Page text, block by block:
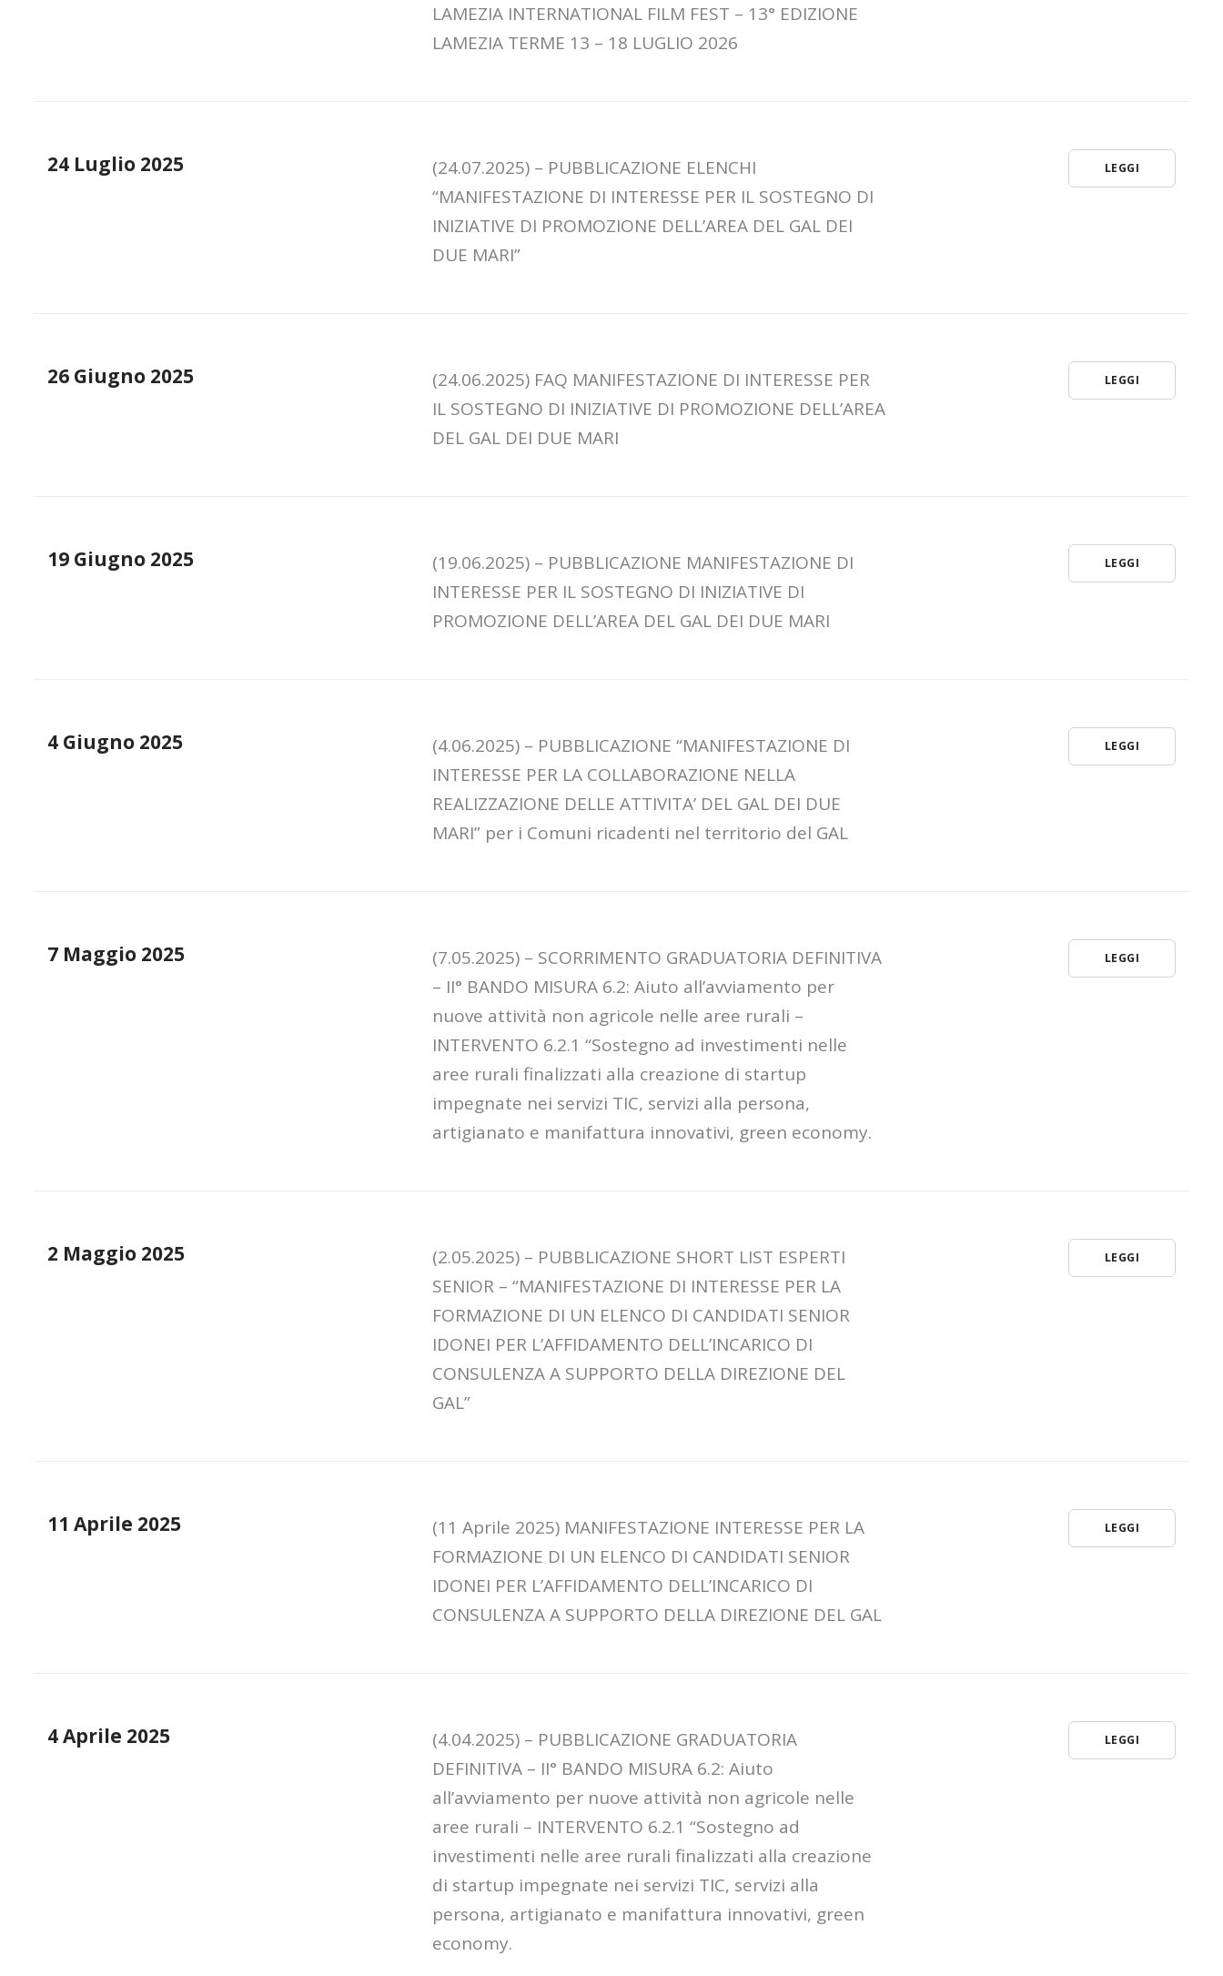
LAMEZIA INTERNATIONAL FILM FEST – 13° EDIZIONE
LAMEZIA TERME 13 – 18 LUGLIO 2026
24 Luglio 2025
(24.07.2025) – PUBBLICAZIONE ELENCHI
“MANIFESTAZIONE DI INTERESSE PER IL SOSTEGNO DI
INIZIATIVE DI PROMOZIONE DELL’AREA DEL GAL DEI
DUE MARI”
LEGGI
26 Giugno 2025
(24.06.2025) FAQ MANIFESTAZIONE DI INTERESSE PER
IL SOSTEGNO DI INIZIATIVE DI PROMOZIONE DELL’AREA
DEL GAL DEI DUE MARI
LEGGI
19 Giugno 2025
(19.06.2025) – PUBBLICAZIONE MANIFESTAZIONE DI
INTERESSE PER IL SOSTEGNO DI INIZIATIVE DI
PROMOZIONE DELL’AREA DEL GAL DEI DUE MARI
LEGGI
4 Giugno 2025
(4.06.2025) – PUBBLICAZIONE “MANIFESTAZIONE DI
INTERESSE PER LA COLLABORAZIONE NELLA
REALIZZAZIONE DELLE ATTIVITA’ DEL GAL DEI DUE
MARI” per i Comuni ricadenti nel territorio del GAL
LEGGI
7 Maggio 2025
(7.05.2025) – SCORRIMENTO GRADUATORIA DEFINITIVA
– II° BANDO MISURA 6.2: Aiuto all’avviamento per
nuove attività non agricole nelle aree rurali –
INTERVENTO 6.2.1 “Sostegno ad investimenti nelle
aree rurali finalizzati alla creazione di startup
impegnate nei servizi TIC, servizi alla persona,
artigianato e manifattura innovativi, green economy.
LEGGI
2 Maggio 2025
(2.05.2025) – PUBBLICAZIONE SHORT LIST ESPERTI
SENIOR – “MANIFESTAZIONE DI INTERESSE PER LA
FORMAZIONE DI UN ELENCO DI CANDIDATI SENIOR
IDONEI PER L’AFFIDAMENTO DELL’INCARICO DI
CONSULENZA A SUPPORTO DELLA DIREZIONE DEL
GAL”
LEGGI
11 Aprile 2025
(11 Aprile 2025) MANIFESTAZIONE INTERESSE PER LA
FORMAZIONE DI UN ELENCO DI CANDIDATI SENIOR
IDONEI PER L’AFFIDAMENTO DELL’INCARICO DI
CONSULENZA A SUPPORTO DELLA DIREZIONE DEL GAL
LEGGI
4 Aprile 2025
(4.04.2025) – PUBBLICAZIONE GRADUATORIA
DEFINITIVA – II° BANDO MISURA 6.2: Aiuto
all’avviamento per nuove attività non agricole nelle
aree rurali – INTERVENTO 6.2.1 “Sostegno ad
investimenti nelle aree rurali finalizzati alla creazione
di startup impegnate nei servizi TIC, servizi alla
persona, artigianato e manifattura innovativi, green
economy.
LEGGI